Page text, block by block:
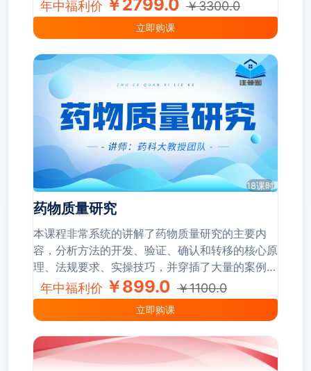
键节点给予合规指导。本课程由八大模块组成，分
别为药品研发、项目管理、注册申报、沟通交流、
注册检验、注册核查、GMP检查、变更管理。通
过全套课程的学习，有助于学员站在一个全局的视
角建立完整的知识结构，真正获得快速的技能提
升，增强解决实际问题的能力。
年中福利价 ￥2799.0 ￥3300.0
立即购课
18课时
药物质量研究
本课程非常系统的讲解了药物质量研究的主要内
容，分析方法的开发、验证、确认和转移的核心原
理、法规要求、实操技巧，并穿插了大量的案例分
析，帮助学员从一个更高的视角来建立药物质量研
究的完整知识体系和提升灵活运用技巧。
年中福利价 ￥899.0 ￥1100.0
立即购课